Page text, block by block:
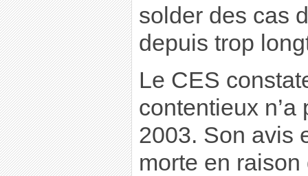
solder des cas
depuis trop
Le CES
contentieux
2003. Son avis
morte en raison